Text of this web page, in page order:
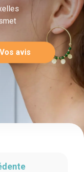
Vos avis